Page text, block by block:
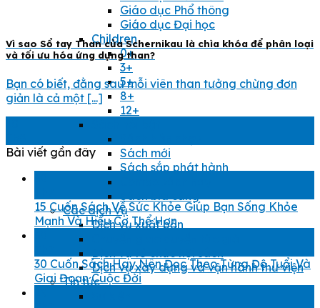
Giáo dục Phổ thông
Giáo dục Đại học
Children
0+
3+
5+
8+
12+
Sách mới
Sách sắp phát hành
Sách bìa cứng
Các dịch vụ
Dịch vụ xuất bản
Dịch vụ tổ chức hội sách
Dịch vụ xây dựng và vận hành thư viện
Tin tức
Vì sao Sổ tay Than của Schernikau là chìa khóa để phân loại
và tối ưu hóa ứng dụng than?
Bạn có biết, đằng sau mỗi viên than tưởng chừng đơn
giản là cả một [...]
Bài viết gần đây
15 Cuốn Sách Về Sức Khỏe Giúp Bạn Sống Khỏe
Mạnh Và Hiểu Cơ Thể Hơn
30 Cuốn Sách Hay Nên Đọc Theo Từng Độ Tuổi Và
Giai Đoạn Cuộc Đời